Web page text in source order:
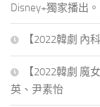
Disney+獨家播出。
【2022韓劇 內
【2022韓劇 魔
英、尹素怡